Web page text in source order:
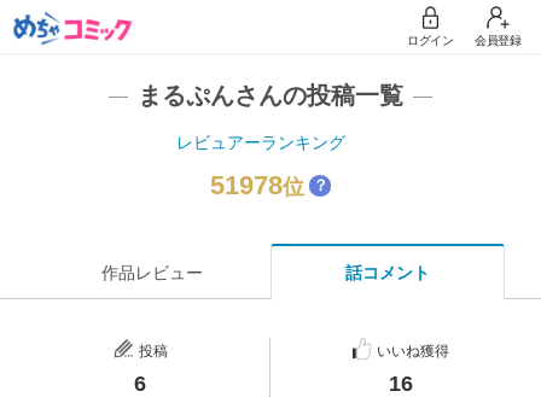
ログイン 会員登録
まるぷんさんの投稿一覧
レビュアーランキング
51978位 ？
作品レビュー 話コメント
投稿
6
いいね獲得
16